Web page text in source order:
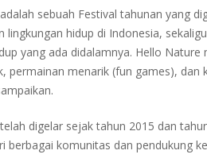
sebuah Festival tahunan yang
lingkungan hidup di Indonesia,
yang ada didalamnya. Hello
permainan menarik (fun games),
digelar sejak tahun 2015 dan
berbagai komunitas dan pendukung